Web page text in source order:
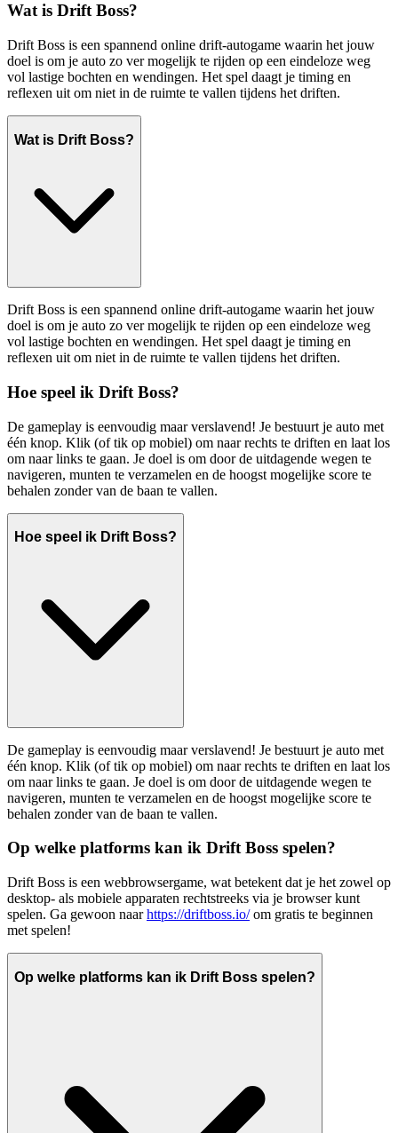
Wat is Drift Boss?
Drift Boss is een spannend online drift-autogame waarin het jouw
doel is om je auto zo ver mogelijk te rijden op een eindeloze weg
vol lastige bochten en wendingen. Het spel daagt je timing en
reflexen uit om niet in de ruimte te vallen tijdens het driften.
Wat is Drift Boss?
Drift Boss is een spannend online drift-autogame waarin het jouw
doel is om je auto zo ver mogelijk te rijden op een eindeloze weg
vol lastige bochten en wendingen. Het spel daagt je timing en
reflexen uit om niet in de ruimte te vallen tijdens het driften.
Hoe speel ik Drift Boss?
De gameplay is eenvoudig maar verslavend! Je bestuurt je auto met
één knop. Klik (of tik op mobiel) om naar rechts te driften en laat los
om naar links te gaan. Je doel is om door de uitdagende wegen te
navigeren, munten te verzamelen en de hoogst mogelijke score te
behalen zonder van de baan te vallen.
Hoe speel ik Drift Boss?
De gameplay is eenvoudig maar verslavend! Je bestuurt je auto met
één knop. Klik (of tik op mobiel) om naar rechts te driften en laat los
om naar links te gaan. Je doel is om door de uitdagende wegen te
navigeren, munten te verzamelen en de hoogst mogelijke score te
behalen zonder van de baan te vallen.
Op welke platforms kan ik Drift Boss spelen?
Drift Boss is een webbrowsergame, wat betekent dat je het zowel op
desktop- als mobiele apparaten rechtstreeks via je browser kunt
spelen. Ga gewoon naarhttps://driftboss.io/om gratis te beginnen
met spelen!
Op welke platforms kan ik Drift Boss spelen?